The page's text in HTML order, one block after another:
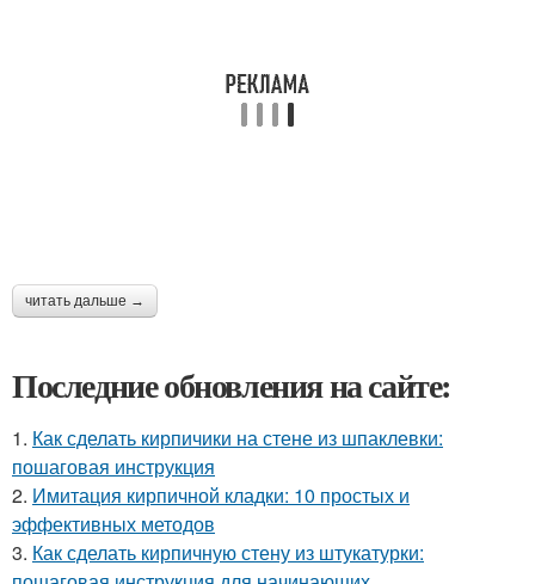
читать дальше →
Последние обновления на сайте:
1. Как сделать кирпичики на стене из шпаклевки:
пошаговая инструкция
2. Имитация кирпичной кладки: 10 простых и
эффективных методов
3. Как сделать кирпичную стену из штукатурки: